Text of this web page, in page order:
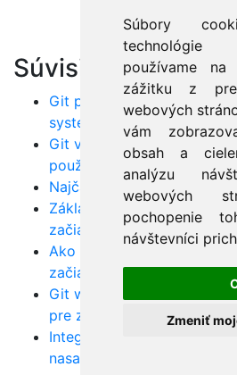
Súbory
používame na
zážitku z
webových
vám
obsah a
analýzu
webových
pochopenie
návštevníci
Zmeniť
Súvisiace články:
Git pre začiatočníkov:
systému
Git vs. GitHub vs. GitLab:
používať spoločne
Najčastejšie chyby v Gite a
Základné Git príkazy:
začiatočníkov
Ako začať s GitHub/GitLab:
začiatočníkov
Git workflow pre tímovú
pre začiatočníkov
Integrácia Gitu s CI/CD:
nasadzovania krok za